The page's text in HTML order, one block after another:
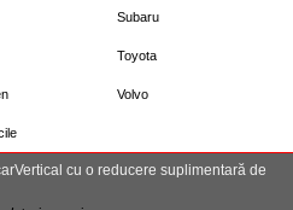
Subaru
Toyota
Volvo
cu o reducere suplimentară de